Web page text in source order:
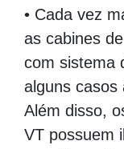
• Cada vez
as cabines
com sistema
alguns casos
Além disso,
VT possuem